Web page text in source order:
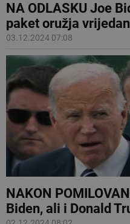
NA ODLASKU Joe
paket oružja
03.12.2024 07:08
NAKON
Biden, ali i Donald